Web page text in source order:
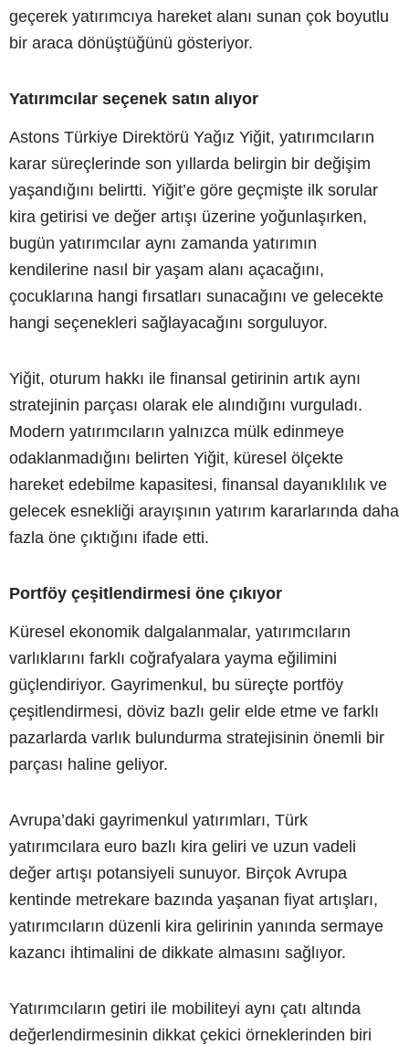
geçerek yatırımcıya hareket alanı sunan çok boyutlu
bir araca dönüştüğünü gösteriyor.
Yatırımcılar seçenek satın alıyor
Astons Türkiye Direktörü Yağız Yiğit, yatırımcıların
karar süreçlerinde son yıllarda belirgin bir değişim
yaşandığını belirtti. Yiğit’e göre geçmişte ilk sorular
kira getirisi ve değer artışı üzerine yoğunlaşırken,
bugün yatırımcılar aynı zamanda yatırımın
kendilerine nasıl bir yaşam alanı açacağını,
çocuklarına hangi fırsatları sunacağını ve gelecekte
hangi seçenekleri sağlayacağını sorguluyor.
Yiğit, oturum hakkı ile finansal getirinin artık aynı
stratejinin parçası olarak ele alındığını vurguladı.
Modern yatırımcıların yalnızca mülk edinmeye
odaklanmadığını belirten Yiğit, küresel ölçekte
hareket edebilme kapasitesi, finansal dayanıklılık ve
gelecek esnekliği arayışının yatırım kararlarında daha
fazla öne çıktığını ifade etti.
Portföy çeşitlendirmesi öne çıkıyor
Küresel ekonomik dalgalanmalar, yatırımcıların
varlıklarını farklı coğrafyalara yayma eğilimini
güçlendiriyor. Gayrimenkul, bu süreçte portföy
çeşitlendirmesi, döviz bazlı gelir elde etme ve farklı
pazarlarda varlık bulundurma stratejisinin önemli bir
parçası haline geliyor.
Avrupa’daki gayrimenkul yatırımları, Türk
yatırımcılara euro bazlı kira geliri ve uzun vadeli
değer artışı potansiyeli sunuyor. Birçok Avrupa
kentinde metrekare bazında yaşanan fiyat artışları,
yatırımcıların düzenli kira gelirinin yanında sermaye
kazancı ihtimalini de dikkate almasını sağlıyor.
Yatırımcıların getiri ile mobiliteyi aynı çatı altında
değerlendirmesinin dikkat çekici örneklerinden biri